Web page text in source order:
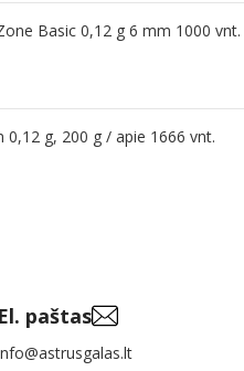
Basic 0,12 g 6 mm 1000 vnt.
0,12 g, 200 g / apie 1666 vnt.
El. paštas